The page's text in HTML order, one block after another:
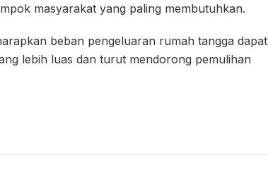
masyarakat yang paling membutuhkan.
beban pengeluaran rumah tangga dapat
lebih luas dan turut mendorong pemulihan